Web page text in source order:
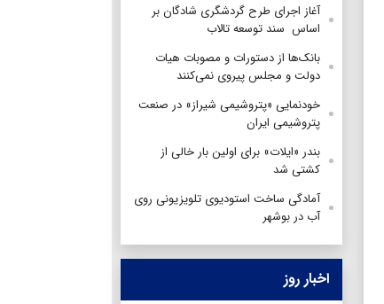
آغاز اجرای طرح گردشگری شادگان بر
اساس سند توسعه تالاب
بانک‌ها از دستورات و مصوبات هیات
دولت و مجلس پیروی نمی‌کنند
خودنمایی «پتروشیمی شیراز» در صنعت
پتروشیمی ایران
بندر «ایلات» برای اولین بار خالی از
کشتی شد
آمادگی ساخت استودیوی تلویزیونی روی
آب در بوشهر
اخبار روز